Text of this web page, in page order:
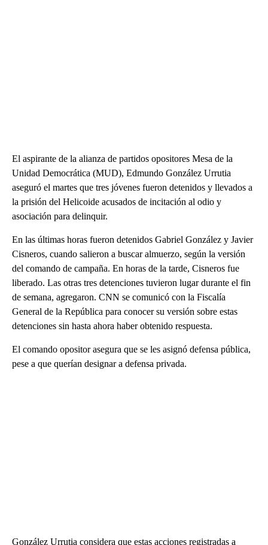
El aspirante de la alianza de partidos opositores Mesa de la
Unidad Democrática (MUD), Edmundo González Urrutia
aseguró el martes que tres jóvenes fueron detenidos y llevados a
la prisión del Helicoide acusados de incitación al odio y
asociación para delinquir.
En las últimas horas fueron detenidos Gabriel González y Javier
Cisneros, cuando salieron a buscar almuerzo, según la versión
del comando de campaña. En horas de la tarde, Cisneros fue
liberado. Las otras tres detenciones tuvieron lugar durante el fin
de semana, agregaron. CNN se comunicó con la Fiscalía
General de la República para conocer su versión sobre estas
detenciones sin hasta ahora haber obtenido respuesta.
El comando opositor asegura que se les asignó defensa pública,
pese a que querían designar a defensa privada.
González Urrutia considera que estas acciones registradas a